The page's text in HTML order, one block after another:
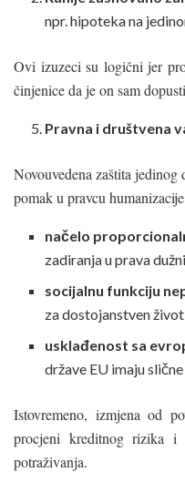
npr. hipoteka na
Ovi izuzeci su logični jer
činjenice da je on sam
Pravna i društvena
Novouvedena zaštita jedinog
pomak u pravcu
načelo
zadiranja u prava
socijalnu funkciju
za dostojanstven život,
usklađenost sa
države EU imaju
Istovremeno, izmjena od
procjeni kreditnog rizika i
potraživanja.